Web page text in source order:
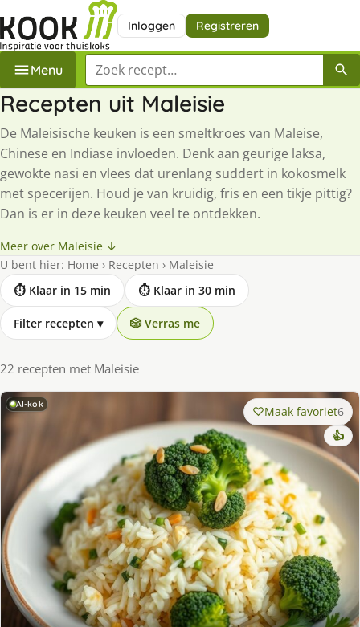
Inloggen Registreren
Menu Zoek een recept
Recepten uit Maleisie
De Maleisische keuken is een smeltkroes van Maleise,
Chinese en Indiase invloeden. Denk aan geurige laksa,
gewokte nasi en vlees dat urenlang suddert in kokosmelk
met specerijen. Houd je van kruidig, fris en een tikje pittig?
Dan is er in deze keuken veel te ontdekken.
Meer over Maleisie ↓
U bent hier: Home › Recepten › Maleisie
⏱ Klaar in 15 min
⏱ Klaar in 30 min
Filter recepten ▾ 🎲 Verras me
22 recepten met Maleisie
AI-kok Maak favoriet6
👍